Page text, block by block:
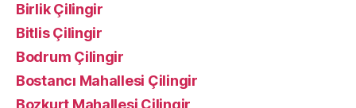
Birlik Çilingir
Bitlis Çilingir
Bodrum Çilingir
Bostancı Mahallesi Çilingir
Bozkurt Mahallesi Çilingir